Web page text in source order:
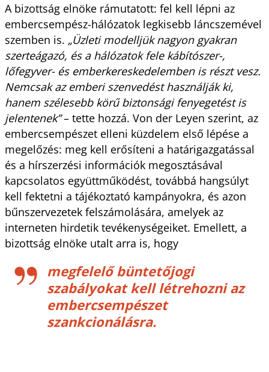
A bizottság elnöke rámutatott: fel kell lépni az
embercsempész-hálózatok legkisebb láncszemével
szemben is. „Üzleti modelljük nagyon gyakran
szerteágazó, és a hálózatok fele kábítószer-,
lőfegyver- és emberkereskedelemben is részt vesz.
Nemcsak az emberi szenvedést használják ki,
hanem szélesebb körű biztonsági fenyegetést is
jelentenek”– tette hozzá. Von der Leyen szerint, az
embercsempészet elleni küzdelem első lépése a
megelőzés: meg kell erősíteni a határigazgatással
és a hírszerzési információk megosztásával
kapcsolatos együttműködést, továbbá hangsúlyt
kell fektetni a tájékoztató kampányokra, és azon
bűnszervezetek felszámolására, amelyek az
interneten hirdetik tevékenységeiket. Emellett, a
bizottság elnöke utalt arra is, hogy
megfelelő büntetőjogi
szabályokat kell létrehozni az
embercsempészet
szankcionálásra.